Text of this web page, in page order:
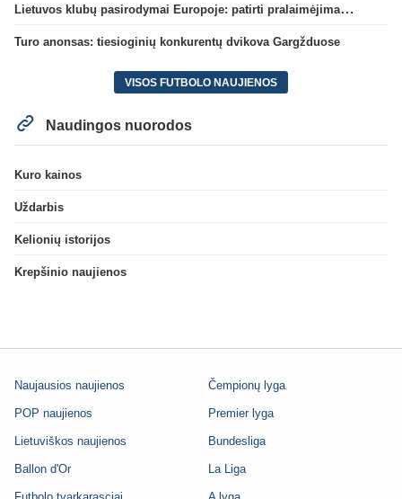
Lietuvos klubų pasirodymai Europoje: patirti pralaimėjimai Kroatijos atstovams
Turo anonsas: tiesioginių konkurentų dvikova Gargžduose
VISOS FUTBOLO NAUJIENOS
Naudingos nuorodos
Kuro kainos
Uždarbis
Kelionių istorijos
Krepšinio naujienos
Naujausios naujienos
POP naujienos
Lietuviškos naujienos
Ballon d'Or
Čempionų lyga
Premier lyga
Bundesliga
La Liga